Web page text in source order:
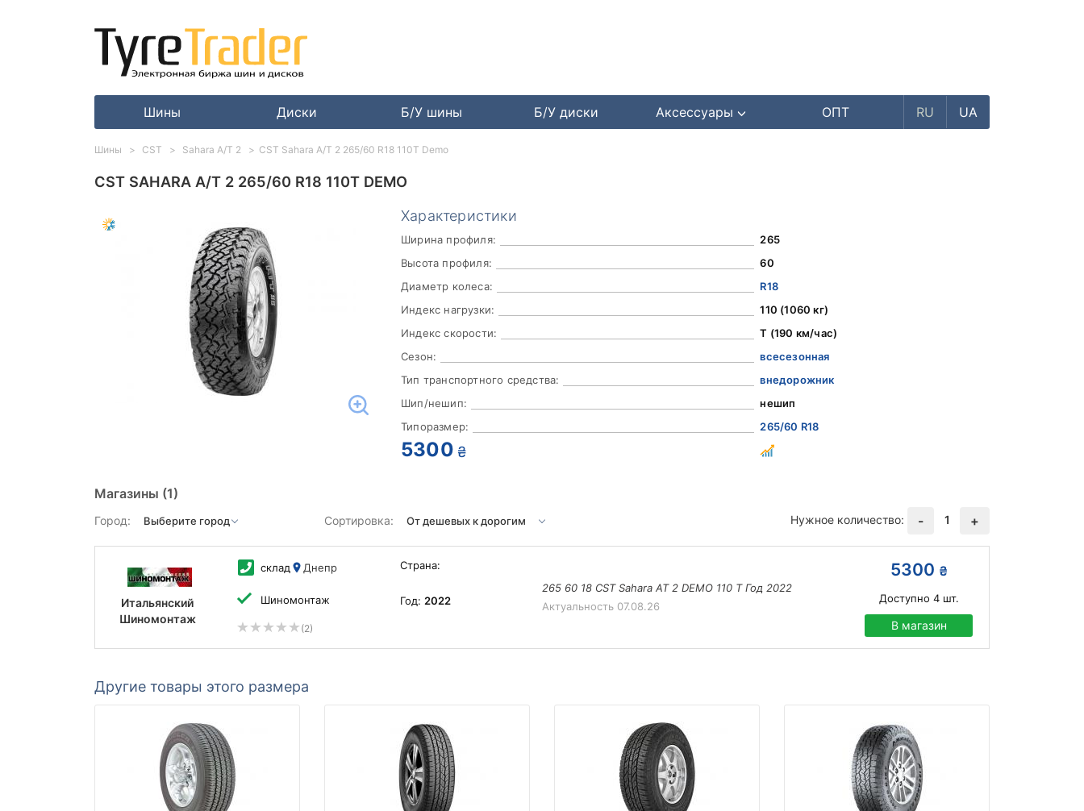
Шины Диски Б/У шины Б/У диски Аксессуары ОПТ RU UA
CST SAHARA A/T 2 265/60 R18 110T DEMO
Характеристики
Ширина профиля:
265
Высота профиля:
60
Диаметр колеса:
R18
Индекс нагрузки:
110 (1060 кг)
Индекс скорости:
T (190 км/час)
Сезон:
всесезонная
Тип транспортного средства:
внедорожник
Шип/нешип:
нешип
Типоразмер:
265/60 R18
5300 ₴
Магазины (1)
Город: Сортировка: Нужное количество: - 1 +
Итальянский
Шиномонтаж
склад Днепр
Шиномонтаж
(2)
Страна:
Год: 2022
265 60 18 CST Sahara AT 2 DEMO 110 T Год 2022
Актуальность 07.08.26
5300 ₴
Доступно 4шт.
В магазин
Другие товары этого размера
Шины CST Sahara A/T 2 CST Sahara A/T 2 265/60 R18 110T Demo